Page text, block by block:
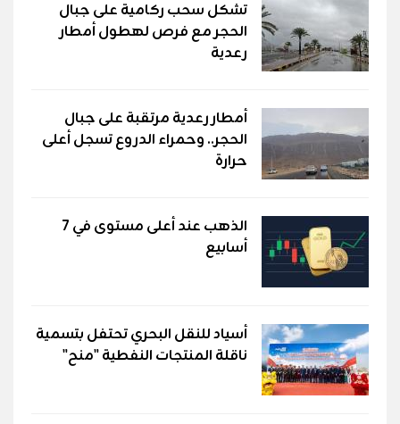
تشكل سحب ركامية على جبال
الحجر مع فرص لهطول أمطار
رعدية
أمطار رعدية مرتقبة على جبال
الحجر.. وحمراء الدروع تسجل أعلى
حرارة
الذهب عند أعلى مستوى في 7
أسابيع
أسياد للنقل البحري تحتفل بتسمية
ناقلة المنتجات النفطية "منح"